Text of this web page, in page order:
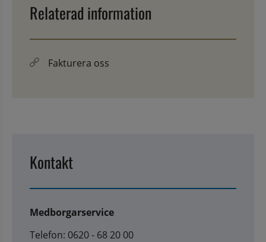
Relaterad information
Fakturera oss
Kontakt
Medborgarservice
Telefon: 0620 - 68 20 00